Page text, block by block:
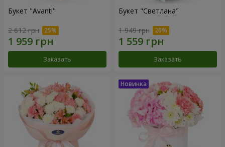
Букет "Avanti"
2 612 грн
Заказать
Букет "Светлана"
1 949 грн
Заказать